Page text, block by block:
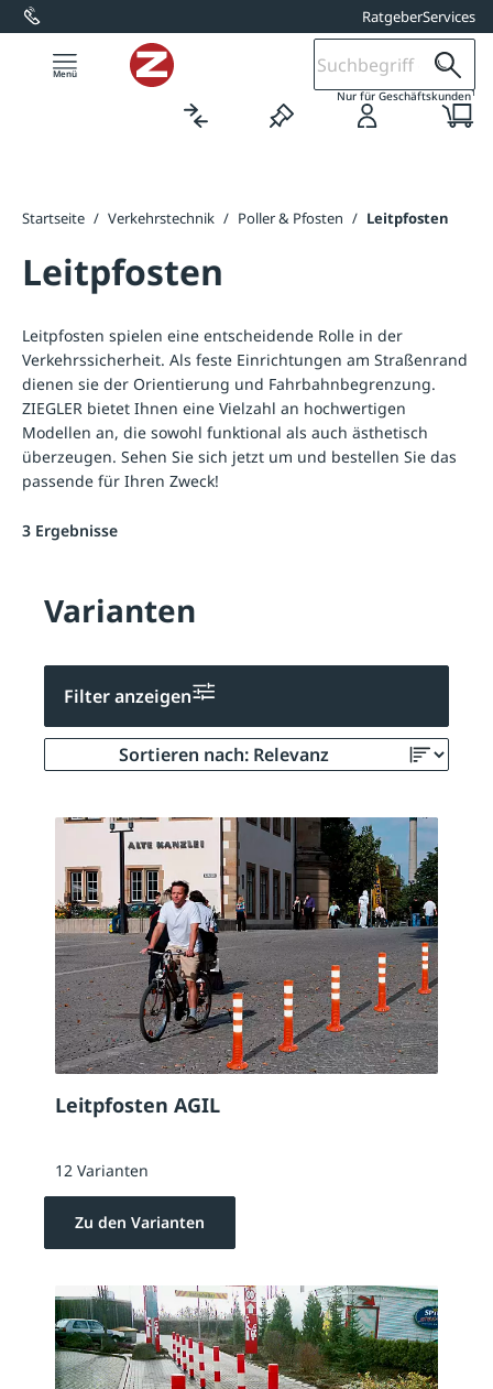
springen RatgeberServices
Nur für Geschäftskunden1
Startseite / Verkehrstechnik / Poller & Pfosten / Leitpfosten
Leitpfosten
Leitpfosten spielen eine entscheidende Rolle in der
Verkehrssicherheit. Als feste Einrichtungen am Straßenrand
dienen sie der Orientierung und Fahrbahnbegrenzung.
ZIEGLER bietet Ihnen eine Vielzahl an hochwertigen
Modellen an, die sowohl funktional als auch ästhetisch
überzeugen. Sehen Sie sich jetzt um und bestellen Sie das
passende für Ihren Zweck!
3 Ergebnisse
Varianten
Filter anzeigen
Leitpfosten AGIL
12 Varianten
Zu den Varianten